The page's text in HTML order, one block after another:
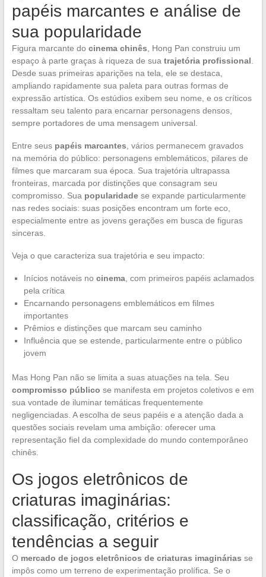
papéis marcantes e análise de
sua popularidade
Figura marcante do cinema chinês , Hong Pan construiu um
espaço à parte graças à riqueza de sua trajetória profissional
Desde suas primeiras aparições na tela, ele se destaca,
ampliando rapidamente sua paleta para outras formas de
expressão artística. Os estúdios exibem seu nome, e os críticos
ressaltam seu talento para encarnar personagens densos,
sempre portadores de uma mensagem universal.
Entre seus papéis marcantes , vários permanecem gravados
na memória do público: personagens emblemáticos, pilares de
filmes que marcaram sua época. Sua trajetória ultrapassa
fronteiras, marcada por distinções que consagram seu
compromisso. Sua popularidadese expande particularmente
nas redes sociais: suas posições encontram um forte eco,
especialmente entre as jovens gerações em busca de figuras
sinceras.
Veja o que caracteriza sua trajetória e seu impacto:
Inícios notáveis no cinema, com primeiros papéis aclamados
pela crítica
Encarnando personagens emblemáticos em filmes
importantes
Prêmios e distinções que marcam seu caminho
Influência que se estende, particularmente entre o público
jovem
Mas Hong Pan não se limita a suas atuações na tela. Seu
compromisso público se manifesta em projetos coletivos e em
sua vontade de iluminar temáticas frequentemente
negligenciadas. A escolha de seus papéis e a atenção dada a
questões sociais revelam uma ambição: oferecer uma
representação fiel da complexidade do mundo contemporâneo
chinês.
Os jogos eletrônicos de
criaturas imaginárias:
classificação, critérios e
tendências a seguir
O mercado de jogos eletrônicos de criaturas imaginárias se
impôs como um terreno de experimentação prolífica. Se o